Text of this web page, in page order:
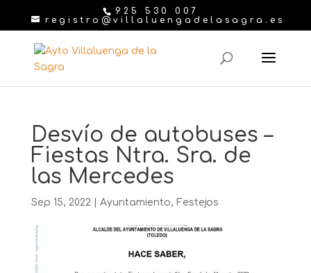
925 530 007
registro@villaluengadelasagra.es
Desvío de autobuses –
Fiestas Ntra. Sra. de
las Mercedes
Sep 15, 2022 Ayuntamiento, Festejos